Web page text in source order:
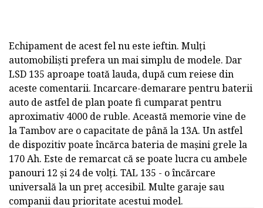
Echipament de acest fel nu este ieftin. Mulți
automobiliști prefera un mai simplu de modele. Dar
LSD 135 aproape toată lauda, după cum reiese din
aceste comentarii. Incarcare-demarare pentru baterii
auto de astfel de plan poate fi cumparat pentru
aproximativ 4000 de ruble. Această memorie vine de
la Tambov are o capacitate de până la 13A. Un astfel
de dispozitiv poate încărca bateria de mașini grele la
170 Ah. Este de remarcat că se poate lucra cu ambele
panouri 12 și 24 de volți. TAL 135 - o încărcare
universală la un preț accesibil. Multe garaje sau
companii dau prioritate acestui model.